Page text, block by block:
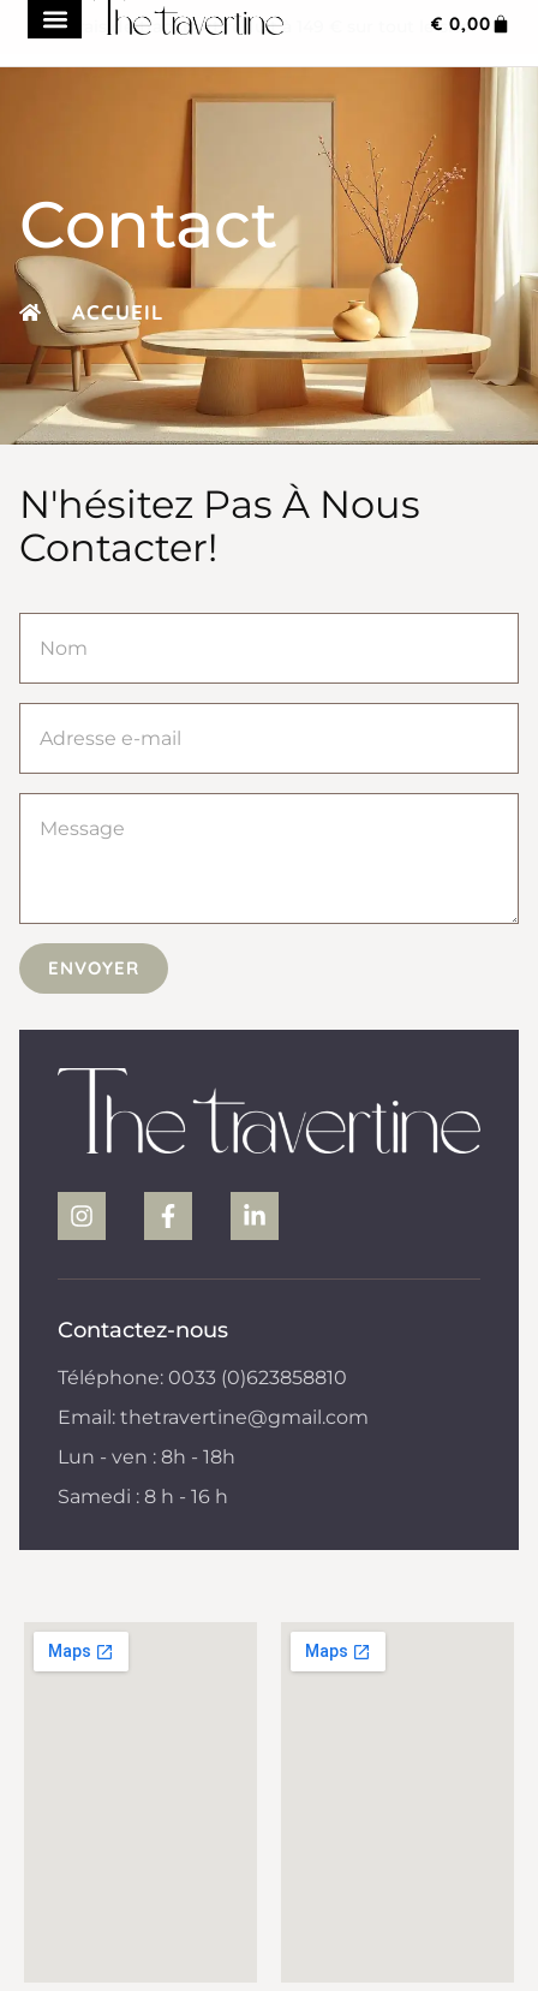
Frais de transport réduit à 149 € sur tout le site
€ 0,00
Contact
ACCUEIL
N'hésitez Pas À Nous
Contacter!
ENVOYER
Contactez-nous
Téléphone: 0033 (0)623858810
Email: thetravertine@gmail.com
Lun - ven : 8h - 18h
Samedi : 8 h - 16 h